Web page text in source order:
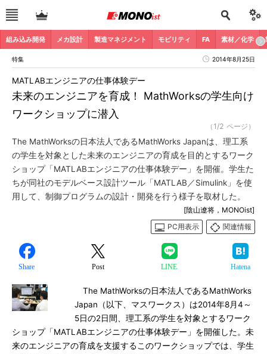
組み込み開発 メカ設計 製造マネジメント モビリティ FA 素材／化学
特集 2014年8月25日
未来のエンジニアを育成！ MathWorksの学生向け
ワークショップに潜入
MATLABエンジニアの仕事体験デー
（1/2 ページ）
The MathWorksの日本法人であるMathWorks Japanは、理工系
の学生を対象とした未来のエンジニアの育成を目的とするワーク
ショップ「MATLABエンジニアの仕事体験デー」を開催。学生た
ちが同社のモデルベース設計ツール「MATLAB／Simulink」を使
用して、制御プログラムの設計・開発を行う様子を取材した。
[陰山遼将，MONOist]
PC用表示
関連情報
Share Post LINE Hatena
The MathWorksの日本法人であるMathWorks
Japan（以下、マスワークス）は2014年8月4～
5日の2日間、理工系の学生を対象とするワーク
ショップ「MATLABエンジニアの仕事体験デー」を開催した。未
来のエンジニアの育成を支援するこのワークショップでは、学生